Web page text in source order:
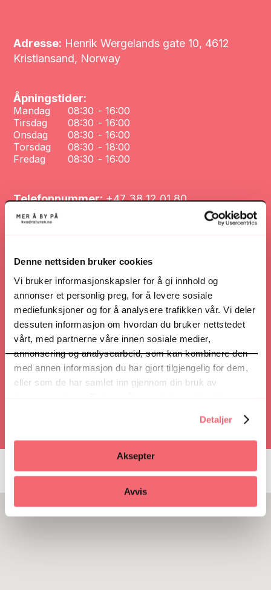
Denne nettsiden bruker cookies
Vi bruker informasjonskapsler for å gi innhold og
annonser et personlig preg, for å levere sosiale
mediefunksjoner og for å analysere trafikken vår. Vi deler
dessuten informasjon om hvordan du bruker nettstedet
vårt, med partnerne våre innen sosiale medier,
annonsering og analysearbeid, som kan kombinere den
med annen informasjon du har gjort tilgjengelig for dem,
eller som de har samlet inn gjennom din bruk av
Detaljer
Aksepter
Avvis
Adresse: Henrik Wergelands gate 10, 4612
Kristiansand, Norway
Åpningstider:
Mandag 08:30 -16:00
Tirsdag
08:30 -16:00
Onsdag
08:30 -16:00
Torsdag
08:30 -18:00
Fredag
08:30 -16:00
Telefonnummer: +47 38 12 01 80
Nettsted:
Veibeskrivelse
Ring